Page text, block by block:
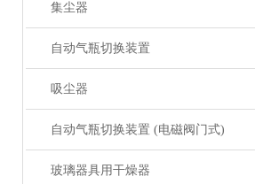
集尘器
自动气瓶切换装置
吸尘器
自动气瓶切换装置 (电磁阀门式)
玻璃器具用干燥器